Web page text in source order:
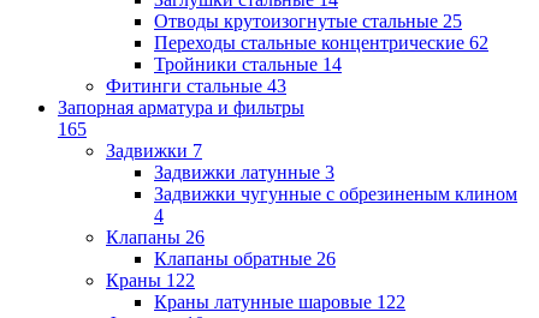
Отводы крутоизогнутые стальные 25
Переходы стальные концентрические 62
Тройники стальные 14
Фитинги стальные 43
Запорная арматура и фильтры
165
Задвижки 7
Задвижки латунные 3
Задвижки чугунные с обрезиненым клином
4
Клапаны 26
Клапаны обратные 26
Краны 122
Краны латунные шаровые 122